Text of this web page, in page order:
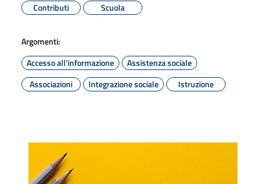
Contributi
Scuola
Argomenti:
Accesso all'informazione
Assistenza sociale
Associazioni
Integrazione sociale Istruzione